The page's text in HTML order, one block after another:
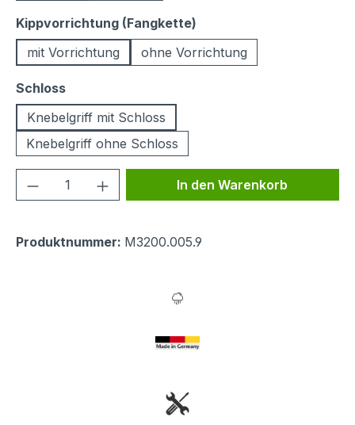
Kippvorrichtung (Fangkette)
mit Vorrichtung
ohne Vorrichtung
Schlossauswählen
Knebelgriff mit Schloss
Knebelgriff ohne Schloss
Produkt Anzahl: Gib denIn den Warenkorb
Produktnummer: M3200.005.9